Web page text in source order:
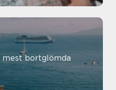
mest bortglömda